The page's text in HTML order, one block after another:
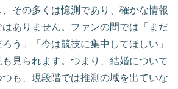
その多くは憶測であり、確かな情報
ありません。ファンの間では「まだ
う」「今は競技に集中してほしい」
見られます。つまり、結婚について
も、現段階では推測の域を出ていな